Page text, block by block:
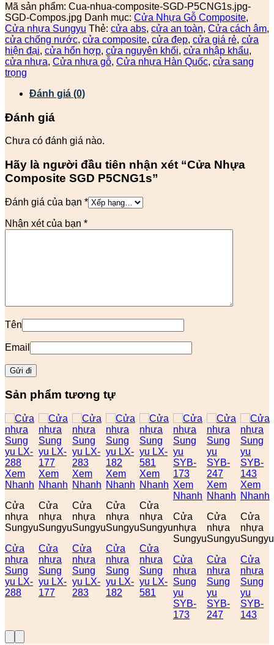
Mã sản phẩm: Cua-nhua-composite-SGD-P5CNG1s.jpg-
SGD-Compos.jpg Danh mục: Cửa Nhựa Gỗ Composite,
Cửa nhựa Sungyu Thẻ: cửa abs, cửa an toàn, Cửa cách âm,
cửa chống nước, cửa composite, cửa đẹp, cửa giá rẻ, cửa
hiện đại, cửa hổn hợp, cửa nguyên khối, cửa nhập khẩu,
cửa nhựa, Cửa nhựa gỗ, Cửa nhựa Hàn Quốc, cửa sang
trọng
Đánh giá (0)
Đánh giá
Chưa có đánh giá nào.
Hãy là người đầu tiên nhận xét “Cửa Nhựa
Composite SGD P5CNG1s”
Đánh giá của bạn *
Nhận xét của bạn *
Tên
Email
Sản phẩm tương tự
Xem
Nhanh
Cửa
nhựa
Sungyu
Cửa
nhựa
Sung
yu LX-
288
Xem
Nhanh
Cửa
nhựa
Sungyu
Cửa
nhựa
Sung
yu LX-
177
Xem
Nhanh
Cửa
nhựa
Sungyu
Cửa
nhựa
Sung
yu LX-
283
Xem
Nhanh
Cửa
nhựa
Sungyu
Cửa
nhựa
Sung
yu LX-
182
Xem
Nhanh
Cửa
nhựa
Sungyu
Cửa
nhựa
Sung
yu LX-
581
Xem
Nhanh
Cửa
nhựa
Sungyu
Cửa
nhựa
Sung
yu
SYB-
173
Xem
Nhanh
Cửa
nhựa
Sungyu
Cửa
nhựa
Sung
yu
SYB-
247
Xem
Nhanh
Cửa
nhựa
Sungyu
Cửa
nhựa
Sung
yu
SYB-
143